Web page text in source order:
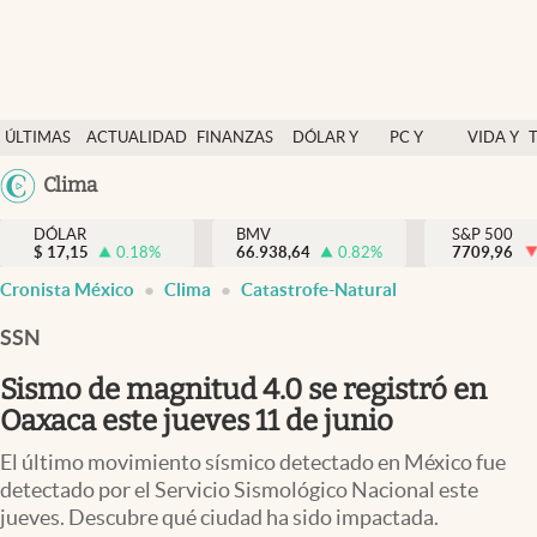
ÚLTIMAS
NOTICIAS
ACTUALIDAD
FINANZAS
DÓLAR Y
PC Y
VIDA Y
México
Clima
Actualidad
Finanzas y economía
Dólar y mercados
Pc y celular
Vida y estilo
DÓLAR
$ 17,15 0.18%
BMV
66.938,64
0.82%
S&P 500
7709,96
Cronista México Clima Catastrofe-Natural
SSN
Sismo de magnitud 4.0 se registró en
Oaxaca este jueves 11 de junio
El último movimiento sísmico detectado en México fue
detectado por el Servicio Sismológico Nacional este
jueves. Descubre qué ciudad ha sido impactada.